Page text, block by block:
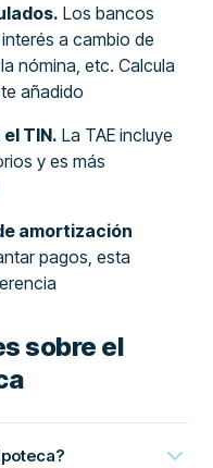
Los bancos
a cambio de
nómina, etc. Calcula
añadido
TIN. La TAE incluye
y es más
amortización
pagos, esta
sobre el